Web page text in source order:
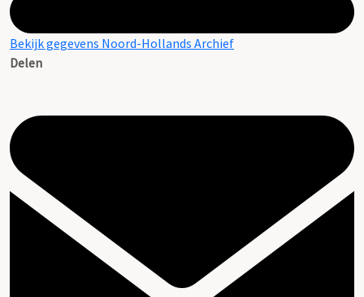
Bekijk gegevens Noord-Hollands Archief
Delen